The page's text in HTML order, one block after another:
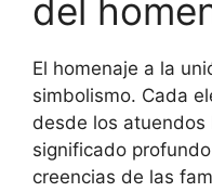
del
El homenaje a la
simbolismo. Cada
desde los
significado
creencias de las